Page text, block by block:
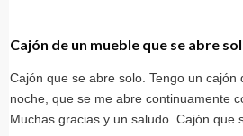
Cajón de un mueble que se abre
Cajón que se abre solo. Tengo un cajón
noche, que se me abre continuamente
Muchas gracias y un saludo. Cajón que